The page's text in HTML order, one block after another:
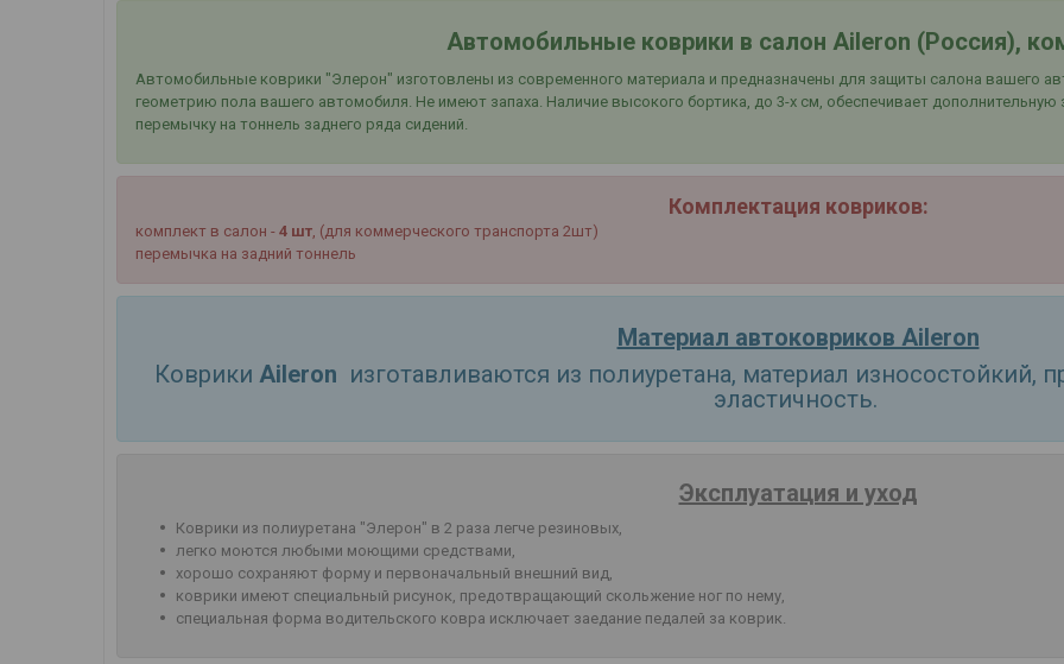
Автомобильные коврики в салон Aileron (Россия),
Автомобильные коврики "Элерон" изготовлены из современного материала и предназначены для защиты салона вашего
геометрию пола вашего автомобиля. Не имеют запаха. Наличие высокого бортика, до 3-х см, обеспечивает
перемычку на тоннель заднего ряда сидений.
Комплектация ковриков:
комплект в салон - 4 шт, (для коммерческого транспорта 2шт)
перемычка на задний тоннель
Материал автоковриков Aileron
Коврики Aileron изготавливаются из полиуретана, материал износостойкий,
эластичность.
Эксплуатация и уход
Коврики из полиуретана "Элерон" в 2 раза легче резиновых,
легко моются любыми моющими средствами,
хорошо сохраняют форму и первоначальный внешний вид,
коврики имеют специальный рисунок, предотвращающий скольжение ног по нему,
специальная форма водительского ковра исключает заедание педалей за коврик.